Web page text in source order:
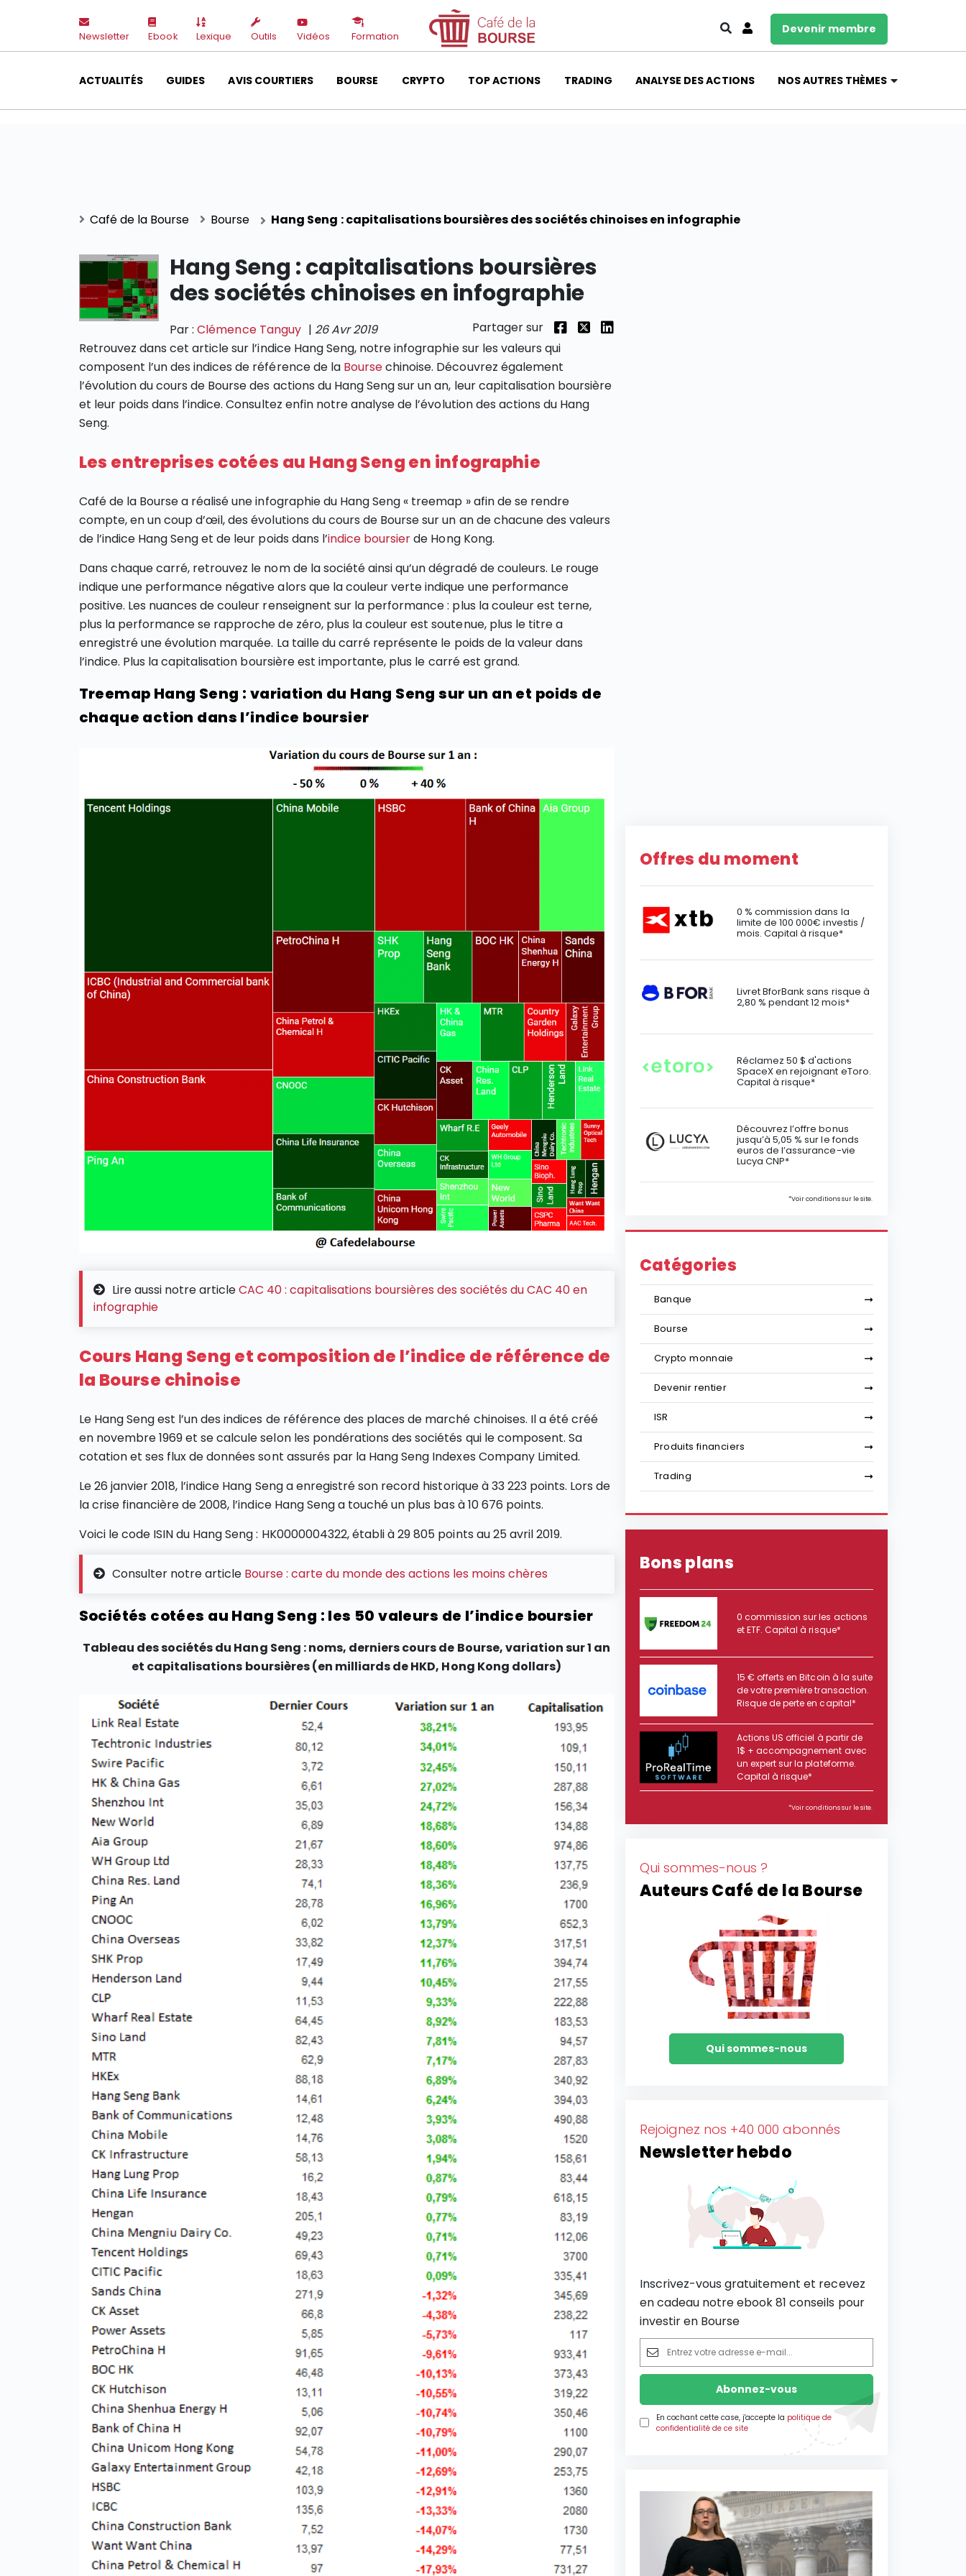
Newsletter Ebook Lexique Outils Vidéos Formation
Devenir membre
ACTUALITÉS GUIDES AVIS COURTIERS BOURSE CRYPTO TOP ACTIONS TRADING ANALYSE DES ACTIONS NOS AUTRES THÈMES
Café de la Bourse Bourse Hang Seng : capitalisations boursières des sociétés chinoises en infographie
Hang Seng : capitalisations boursières
des sociétés chinoises en infographie
Par :Clémence Tanguy | 26 Avr 2019
Partager sur
Retrouvez dans cet article sur l’indice Hang Seng, notre infographie sur les valeurs qui
composent l’un des indices de référence de la Boursechinoise. Découvrez également
l’évolution du cours de Bourse des actions du Hang Seng sur un an, leur capitalisation boursière
et leur poids dans l’indice. Consultez enfin notre analyse de l’évolution des actions du Hang
Seng.
Les entreprises cotées au Hang Seng en infographie
Café de la Bourse a réalisé une infographie du Hang Seng « treemap » afin de se rendre
compte, en un coup d’œil, des évolutions du cours de Bourse sur un an de chacune des valeurs
de l’indice Hang Seng et de leur poids dans l’indice boursierde Hong Kong.
Dans chaque carré, retrouvez le nom de la société ainsi qu’un dégradé de couleurs. Le rouge
indique une performance négative alors que la couleur verte indique une performance
positive. Les nuances de couleur renseignent sur la performance : plus la couleur est terne,
plus la performance se rapproche de zéro, plus la couleur est soutenue, plus le titre a
enregistré une évolution marquée. La taille du carré représente le poids de la valeur dans
l’indice. Plus la capitalisation boursière est importante, plus le carré est grand.
Treemap Hang Seng : variation du Hang Seng sur un an et poids de
chaque action dans l’indice boursier
Lire aussi notre articleCAC 40 : capitalisations boursières des sociétés du CAC 40 en
infographie
Cours Hang Seng et composition de l’indice de référence de
la Bourse chinoise
Le Hang Seng est l’un des indices de référence des places de marché chinoises. Il a été créé
en novembre 1969 et se calcule selon les pondérations des sociétés qui le composent. Sa
cotation et ses flux de données sont assurés par la Hang Seng Indexes Company Limited.
Le 26 janvier 2018, l’indice Hang Seng a enregistré son record historique à 33 223 points. Lors de
la crise financière de 2008, l’indice Hang Seng a touché un plus bas à 10 676 points.
Voici le code ISIN du Hang Seng : HK0000004322, établi à 29 805 points au 25 avril 2019.
Consulter notre article Bourse : carte du monde des actions les moins chères
Sociétés cotées au Hang Seng : les 50 valeurs de l’indice boursier
Tableau des sociétés du Hang Seng : noms, derniers cours de Bourse, variation sur 1 an
et capitalisations boursières (en milliards de HKD, Hong Kong dollars)
Offres du moment
0 % commission dans la
limite de 100 000€ investis /
mois. Capital à risque*
Livret BforBank sans risque à
2,80 % pendant 12 mois*
Réclamez 50 $ d'actions
SpaceX en rejoignant eToro.
Capital à risque*
Découvrez l’offre bonus
jusqu’à 5,05 % sur le fonds
euros de l’assurance-vie
Lucya CNP*
*Voir conditions sur le site.
Catégories
Banque
Bourse
Crypto monnaie
Devenir rentier
ISR
Produits financiers
Trading
Bons plans
0 commission sur les actions
et ETF. Capital à risque*
15 € offerts en Bitcoin à la suite
de votre première transaction.
Risque de perte en capital*
Actions US officiel à partir de
1$ + accompagnement avec
un expert sur la plateforme.
Capital à risque*
*Voir conditions sur le site.
Qui sommes-nous ?
Auteurs Café de la Bourse
Qui sommes-nous
Rejoignez nos +40 000 abonnés
Newsletter hebdo
Inscrivez-vous gratuitement et recevez
en cadeau notre ebook 81 conseils pour
investir en Bourse
En cochant cette case, j'accepte la politique de
confidentialité de ce site